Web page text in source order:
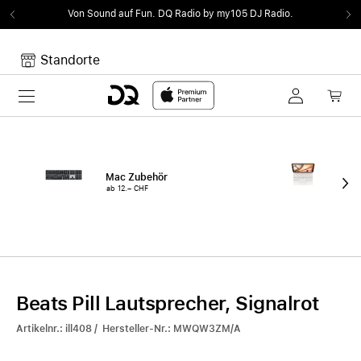
Von Sound auf Fun. DQ Radio by my105 DJ Radio.
Standorte
Toggle navigation
Mac Zubehör
ab 12.– CHF ab
Beats Pill Lautsprecher, Signalrot
Artikelnr.: ill408 / Hersteller-Nr.: MWQW3ZM/A